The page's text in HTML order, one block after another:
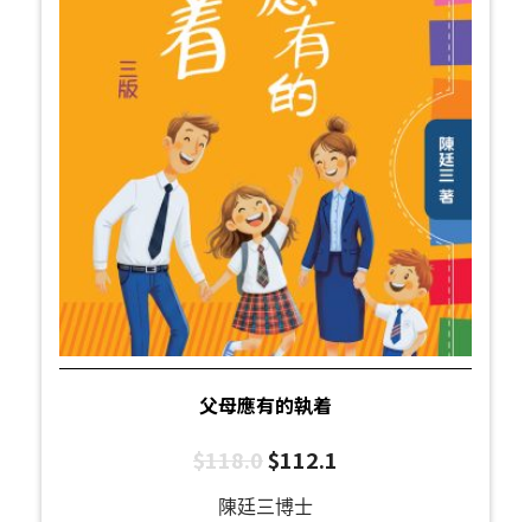
父母應有的執着
$118.0$112.1
陳廷三博士